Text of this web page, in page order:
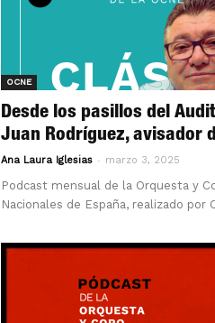
OCNE
Desde los pasillos del
Juan Rodríguez, avisador
Ana Laura Iglesias - marzo 3, 2025
Podcast mensual de la Orquesta y
Nacionales de España, realizado por